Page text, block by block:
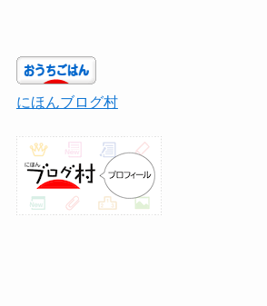
にほんブログ村